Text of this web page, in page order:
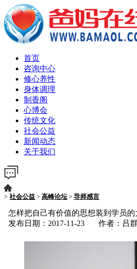
首页
咨询中心
修心养性
身体调理
制香阁
心博会
传统文化
社会公益
新闻动态
关于我们
> 社会公益 > 高峰论坛> 导师感言
怎样把自己有价值的思想装到学员的
发布日期：2017-11-23 作者：吕